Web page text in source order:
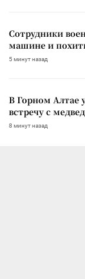
Сотрудники
машине и
5 минут назад
В Горном Алтае
встречу с
8 минут назад